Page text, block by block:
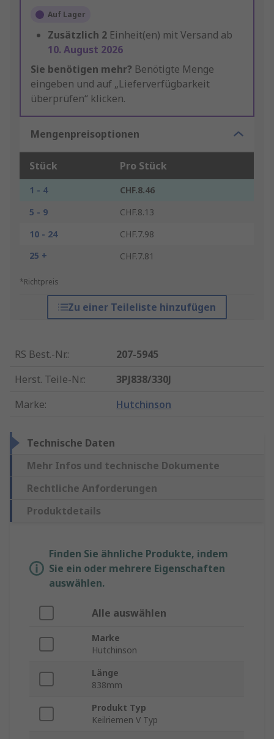
Auf Lager
Zusätzlich 2 Einheit(en) mit Versand ab
10. August 2026
Sie benötigen mehr? Benötigte Menge
eingeben und auf „Lieferverfügbarkeit
überprüfen“ klicken.
Mengenpreisoptionen
Stück Pro Stück
1 - 4
CHF.8.46
5 - 9
CHF.8.13
10 - 24
CHF.7.98
25 +
CHF.7.81
*Richtpreis
Zu einer Teileliste hinzufügen
RS Best.-Nr.:
207-5945
Herst. Teile-Nr.:
3PJ838/330J
Marke: Hutchinson
Technische Daten
Mehr Infos und technische Dokumente
Rechtliche Anforderungen
Produktdetails
Finden Sie ähnliche Produkte, indem
Sie ein oder mehrere Eigenschaften
auswählen.
Alle auswählen
Marke
Hutchinson
Länge
838mm
Produkt Typ
Keilriemen V Typ